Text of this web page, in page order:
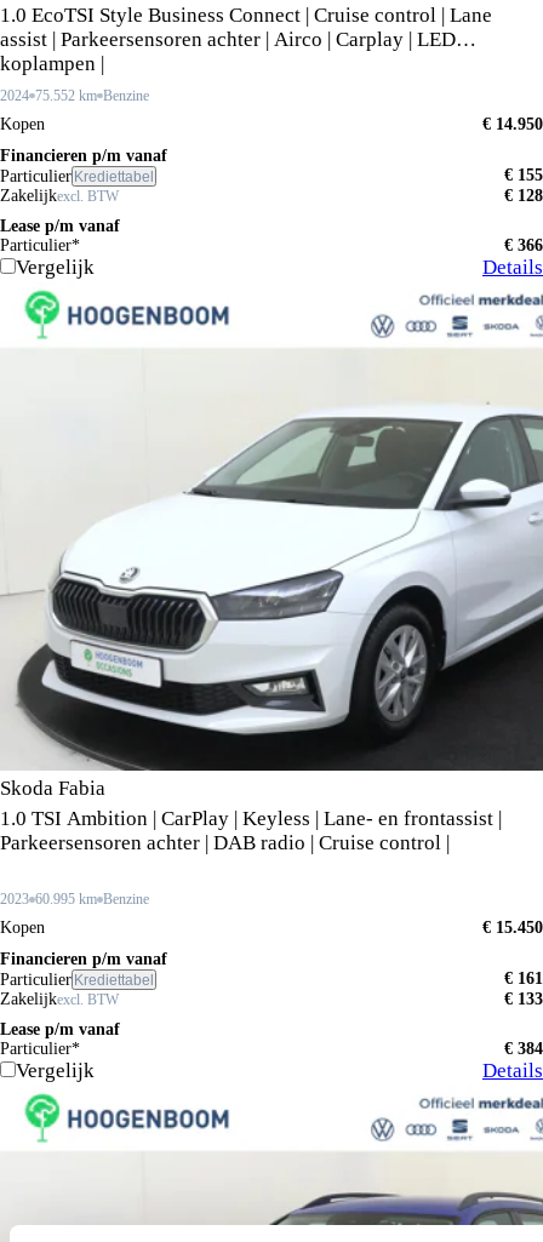
1.0 EcoTSI Style Business Connect | Cruise control | Lane
assist | Parkeersensoren achter | Airco | Carplay | LED
koplampen |
2024 75.552 km Benzine
Kopen
€ 14.950
Financieren p/m vanaf
Particulier Krediettabel
€ 155
Zakelijkexcl. BTW
€ 128
Lease p/m vanaf
Particulier*
€ 366
Vergelijk Details
Skoda Fabia
1.0 TSI Ambition | CarPlay | Keyless | Lane- en frontassist |
Parkeersensoren achter | DAB radio | Cruise control |
2023 60.995 km Benzine
Kopen
€ 15.450
Financieren p/m vanaf
Particulier Krediettabel
€ 161
Zakelijkexcl. BTW
€ 133
Lease p/m vanaf
Particulier*
€ 384
Vergelijk Details